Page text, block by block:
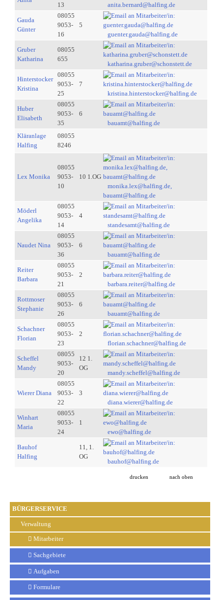
BÜRGERSERVICE
Verwaltung
Mitarbeiter
Sachgebiete
Aufgaben
Formulare
13
anita.bernard@halfing.de
Gauda
Günter
08055
9053-
16
5
guenter.gauda@halfing.de
Gruber
Katharina
08055
655
katharina.gruber@schonstett.de
Hinterstocker
Kristina
08055
9053-
25
7
kristina.hinterstocker@halfing.de
Huber
Elisabeth
08055
9053-
35
6
bauamt@halfing.de
Kläranlage
Halfing
08055
8246
Lex Monika
08055
9053-
10
10 1.OG
monika.lex@halfing.de,
bauamt@halfing.de
Möderl
Angelika
08055
9053-
14
4
standesamt@halfing.de
Naudet Nina
08055
9053-
36
6
bauamt@halfing.de
Reiter
Barbara
08055
9053-
21
2
barbara.reiter@halfing.de
Rottmoser
Stephanie
08055
9053-
26
6
bauamt@halfing.de
Schachner
Florian
08055
9053-
23
2
florian.schachner@halfing.de
Scheffel
Mandy
08055
9053-
20
12 1.
OG
mandy.scheffel@halfing.de
Wierer Diana
08055
9053-
22
3
diana.wierer@halfing.de
Winhart
Maria
08055
9053-
24
1
ewo@halfing.de
Bauhof
Halfing
11, 1.
OG
bauhof@halfing.de
drucken nach oben